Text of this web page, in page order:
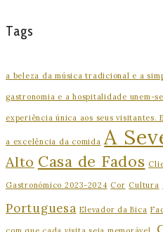
Tags
a beleza da música tradicional e a
gastronomia e a hospitalidade unem-
experiência única aos seus visitantes.
a excelência da comida A
Alto Casa de Fados
Gastronómico 2023-2024 Cor Cultura
Portuguesa Elevador da Bica